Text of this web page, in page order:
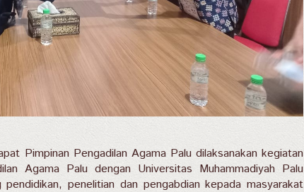
Pimpinan Pengadilan Agama Palu dilaksanakan kegiatan
Agama Palu dengan Universitas Muhammadiyah Palu
penelitian dan pengabdian kepada masyarakat